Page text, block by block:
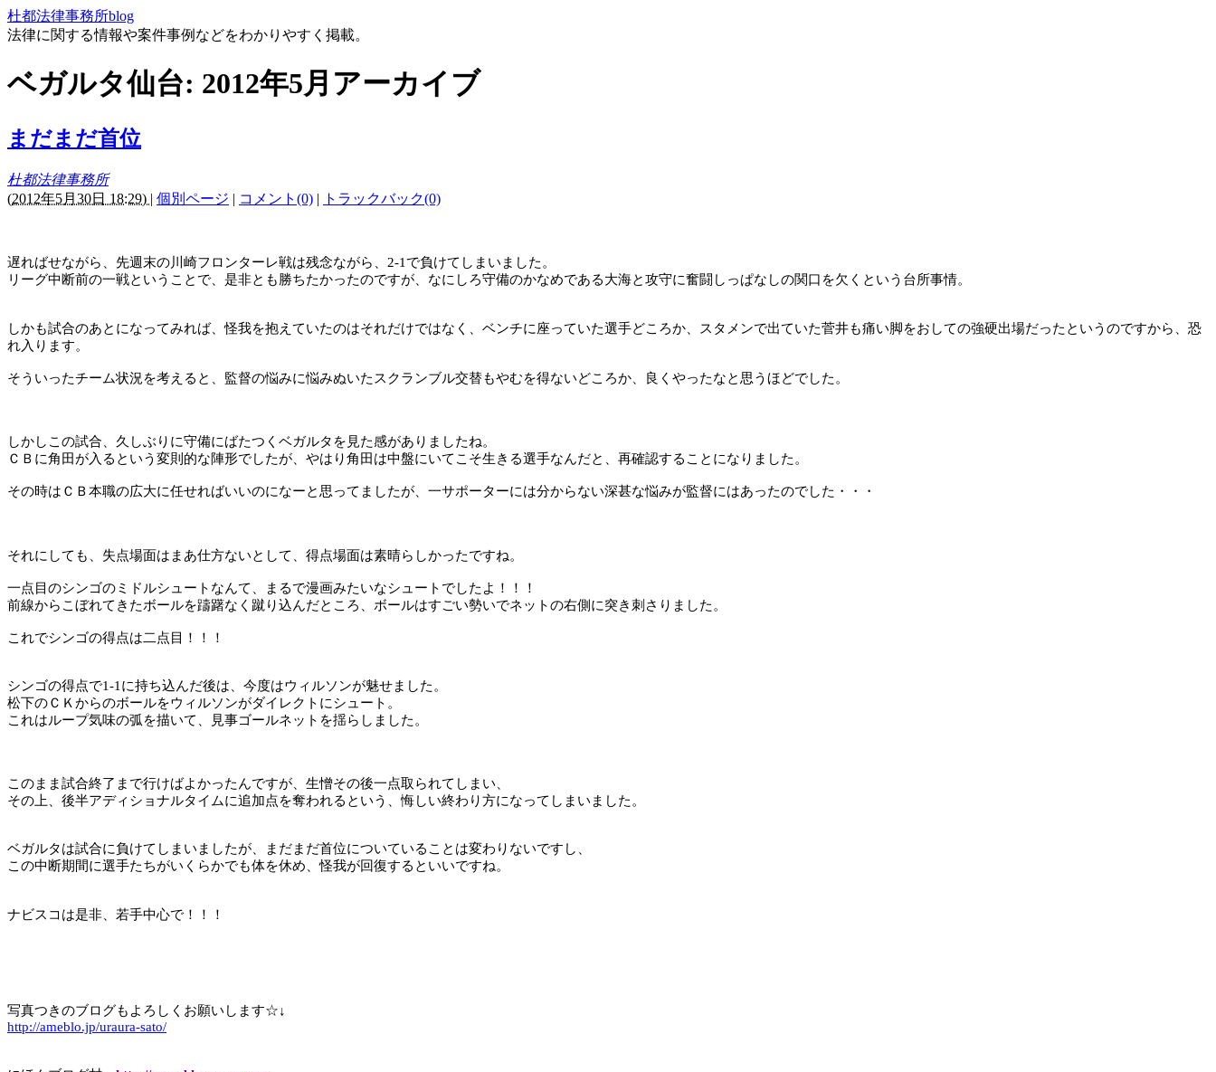
杜都法律事務所blog
法律に関する情報や案件事例などをわかりやすく掲載。
ベガルタ仙台: 2012年5月アーカイブ
まだまだ首位
杜都法律事務所
(2012年5月30日 18:29) | 個別ページ | コメント(0) | トラックバック(0)
遅ればせながら、先週末の川崎フロンターレ戦は残念ながら、 2-1 で負けてしまいました。
リーグ中断前の一戦ということで、是非とも勝ちたかったのですが、なにしろ守備のかなめである大海と攻守に奮闘しっぱなしの関口を欠くという台所事情。
しかも試合のあとになってみれば、怪我を抱えていたのはそれだけではなく、ベンチに座っていた選手どころか、スタメンで出ていた菅井も痛い脚をおしての強硬出場だったというのですから、恐
れ入ります。
そういったチーム状況を考えると、監督の悩みに悩みぬいたスクランブル交替もやむを得ないどころか、良くやったなと思うほどでした。
しかしこの試合、久しぶりに守備にばたつくベガルタを見た感がありましたね。
ＣＢに角田が入るという変則的な陣形でしたが、やはり角田は中盤にいてこそ生きる選手なんだと、再確認することになりました。
その時はＣＢ本職の広大に任せればいいのになーと思ってましたが、一サポーターには分からない深甚な悩みが監督にはあったのでした・・・
それにしても、失点場面はまあ仕方ないとして、得点場面は素晴らしかったですね。
一点目のシンゴのミドルシュートなんて、まるで漫画みたいなシュートでしたよ！！！
前線からこぼれてきたボールを躊躇なく蹴り込んだところ、ボールはすごい勢いでネットの右側に突き刺さりました。
これでシンゴの得点は二点目！！！
シンゴの得点で1-1 に持ち込んだ後は、今度はウィルソンが魅せました。
松下のＣＫからのボールをウィルソンがダイレクトにシュート。
これはループ気味の弧を描いて、見事ゴールネットを揺らしました。
このまま試合終了まで行けばよかったんですが、生憎その後一点取られてしまい、
その上、後半アディショナルタイムに追加点を奪われるという、悔しい終わり方になってしまいました。
ベガルタは試合に負けてしまいましたが、まだまだ首位についていることは変わりないですし、
この中断期間に選手たちがいくらかでも体を休め、怪我が回復するといいですね。
ナビスコは是非、若手中心で！！！
写真つきのブログもよろしくお願いします☆↓
http://ameblo.jp/uraura-sato/